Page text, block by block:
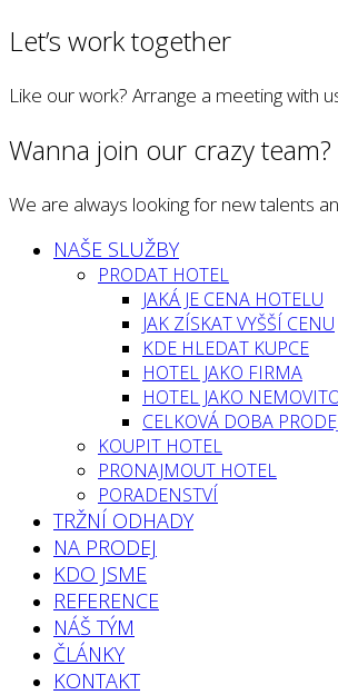
Let’s work together
Like our work? Arrange a meeting with
Wanna join our crazy team?
We are always looking for new talents
NAŠE SLUŽBY
PRODAT HOTEL
JAKÁ JE CENA HOTELU
JAK ZÍSKAT VYŠŠÍ CENU
KDE HLEDAT KUPCE
HOTEL JAKO FIRMA
HOTEL JAKO
CELKOVÁ DOBA
KOUPIT HOTEL
PRONAJMOUT HOTEL
PORADENSTVÍ
TRŽNÍ ODHADY
NA PRODEJ
KDO JSME
REFERENCE
NÁŠ TÝM
ČLÁNKY
KONTAKT